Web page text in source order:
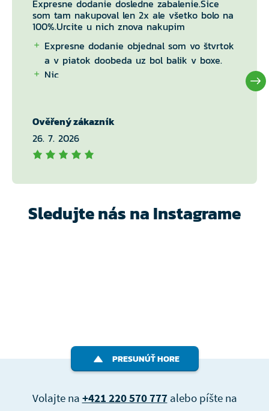
Expresne dodanie dosledne zabalenie.Sice
som tam nakupoval len 2x ale všetko bolo na
100%.Urcite u nich znova nakupim
Expresne dodanie objednal som vo štvrtok
a v piatok doobeda uz bol balik v boxe.
Nic
Ověřený zákazník
26. 7. 2026
Sledujte nás na Instagrame
PRESUNÚŤ HORE
Volajte na +421 220 570 777alebo píšte na